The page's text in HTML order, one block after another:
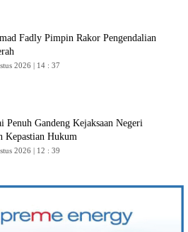
Fadly Pimpin Rakor Pengendalian
2026 | 14 : 37
Penuh Gandeng Kejaksaan Negeri
Kepastian Hukum
2026 | 12 : 39